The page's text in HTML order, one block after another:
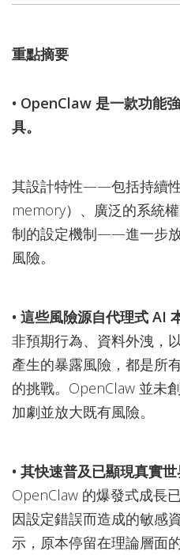
重點摘要
• OpenClaw 是一款功能
具。
其設計特性——包括持續
memory）、廣泛的系統
制的設定機制——進一步
風險。
• 這些風險源自代理式 AI
非預期行為、資料外洩，
產生的暴露風險，都是所
的挑戰。OpenClaw 並未
加劇並放大既有風險。
• 其快速普及已顯現真實世
OpenClaw 的爆發式成長
因設定錯誤而造成的敏感
示，原本停留在理論層面